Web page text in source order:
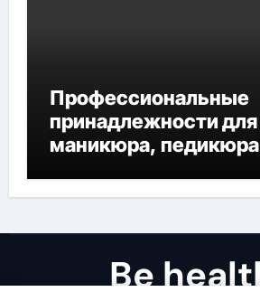
Профессиональные
принадлежности для
маникюра, педикюра,
наращивания ресниц
Be